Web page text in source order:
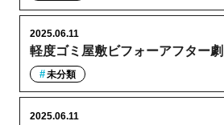
軽度ゴミ屋敷ビフォーアフター
2025.06.11
未分類
2025.06.11